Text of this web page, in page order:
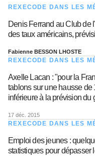
REXECODE DANS LES
Denis Ferrand au Club de
des taux américains,
Fabienne BESSON LHOSTE
REXECODE DANS LES
Axelle Lacan : "pour la
tablons sur une hausse de
inférieure à la prévision du
17 déc. 2015
REXECODE DANS LES
Emploi des jeunes :
statistiques pour dépasser